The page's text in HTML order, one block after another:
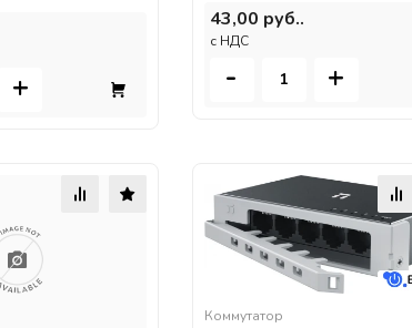
+
43,00 руб..
c НДС
- +
Коммутатор